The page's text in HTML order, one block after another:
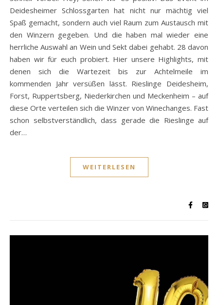
Deidesheimer Schlossgarten hat nicht nur mächtig viel
Spaß gemacht, sondern auch viel Raum zum Austausch mit
den Winzern gegeben. Und die haben mal wieder eine
herrliche Auswahl an Wein und Sekt dabei gehabt. 28 davon
haben wir für euch probiert. Hier unsere Highlights, mit
denen sich die Wartezeit bis zur Achtelmeile im
kommenden Jahr versüßen lässt. Rieslinge Deidesheim,
Forst, Ruppertsberg, Niederkirchen und Meckenheim – auf
diese Orte verteilen sich die Winzer von Winechanges. Fast
schon selbstverständlich, dass gerade die Rieslinge auf
der…
WEITERLESEN